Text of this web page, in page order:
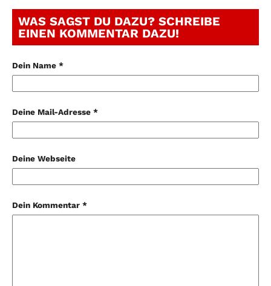
WAS SAGST DU DAZU? SCHREIBE
EINEN KOMMENTAR DAZU!
Dein Name *
Deine Mail-Adresse *
Deine Webseite
Dein Kommentar *